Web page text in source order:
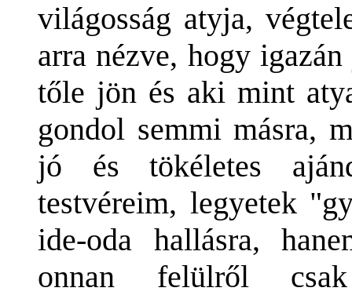
világosság atyja,
arra nézve, hogy
tőle jön és aki mint
gondol semmi másra,
jó és tökéletes
testvéreim, legyetek
ide-oda hallásra,
onnan felülről